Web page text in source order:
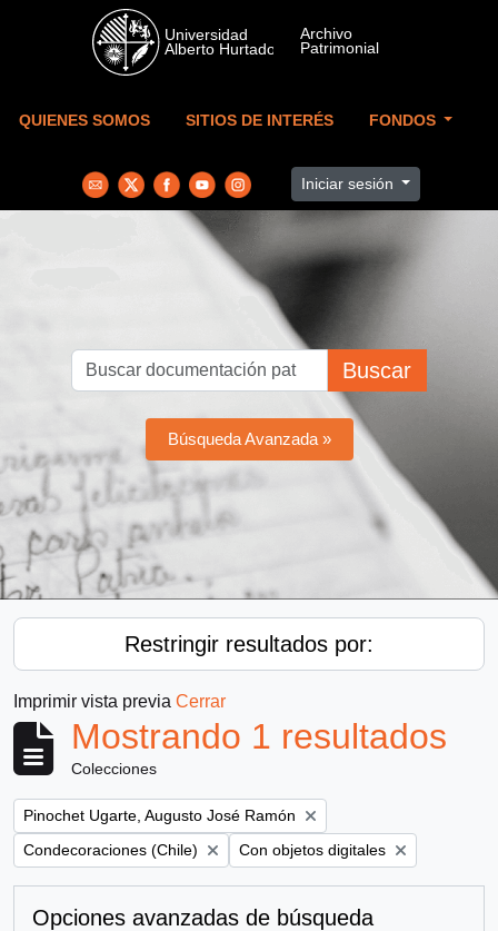
Skip to main content
QUIENES SOMOS SITIOS DE INTERÉS FONDOS
Iniciar sesión
Buscar
Búsqueda Avanzada »
Restringir resultados por:
Imprimir vista previa Cerrar
Mostrando 1 resultados
Colecciones
Remove filter:
Pinochet Ugarte, Augusto José Ramón
Remove filter:
Condecoraciones (Chile) Remove filter:
Con objetos digitales
Opciones avanzadas de búsqueda